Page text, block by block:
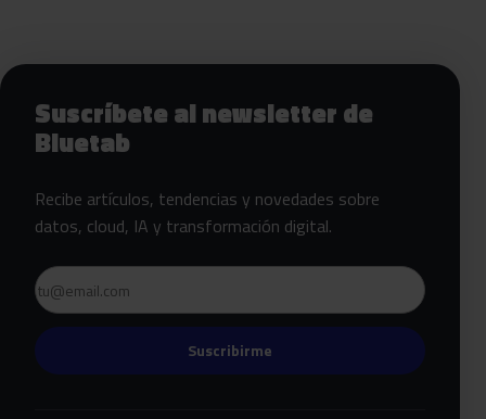
Siguientes pasos con Bluetab
Suscríbete al newsletter de
Bluetab
Recibe artículos, tendencias y novedades sobre
datos, cloud, IA y transformación digital.
Email
Suscribirme